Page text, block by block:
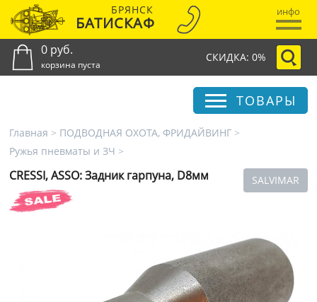
БРЯНСК
БАТИСКАФ
инфо
0 руб.
корзина пуста
СКИДКА: 0%
ТОВАРЫ
Главная > ПОДВОДНАЯ ОХОТА, ФРИДАЙВИНГ >
Ружья пневматы и ЗЧ >
SALVIMAR
CRESSI, ASSO: Задник гарпуна, D8мм